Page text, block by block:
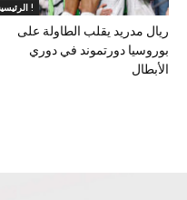
الرئيسية !
ريال مدريد يقلب الطاولة على
بوروسيا دورتموند في دوري
الأبطال